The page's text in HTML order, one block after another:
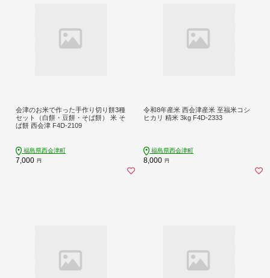
会津のお米で作った手作り切り餅3種
セット（白餅・豆餅・そば餅） 米 そ
ば餅 西会津 F4D-2109
福島県西会津町
7,000 円
令和8年産米 西会津産米 至福米コシ
ヒカリ 精米 3kg F4D-2333
福島県西会津町
8,000 円